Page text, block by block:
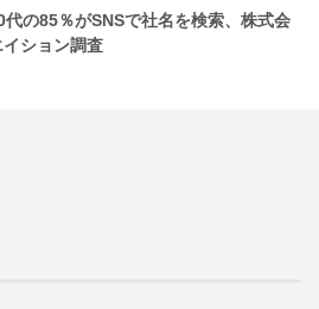
の85％がSNSで社名を検索、株式会
ション調査